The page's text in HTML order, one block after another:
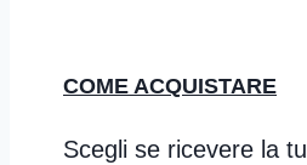
come
e
COME ACQUISTARE
Scegli se ricevere la